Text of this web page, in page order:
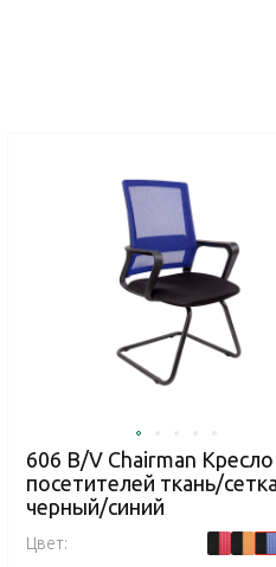
606 В/V Chairman
посетителей ткань/
черный/синий
Цвет: